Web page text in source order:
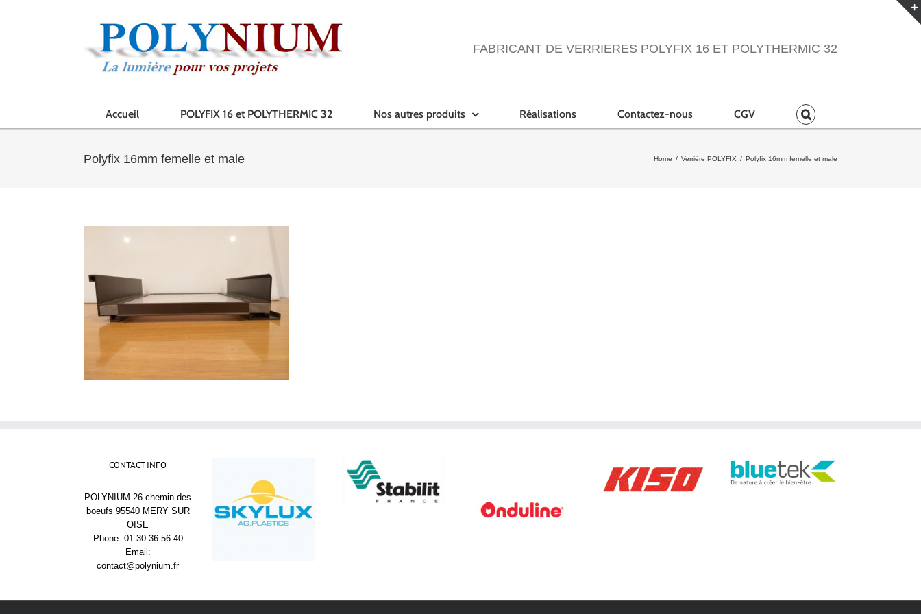
FABRICANT DE VERRIERES POLYFIX 16 ET POLYTHERMIC 32
Accueil POLYFIX 16 et POLYTHERMIC 32 Nos autres produits Réalisations Contactez-nous CGV
Polyfix 16mm femelle et male Home / Verrière POLYFIX / Polyfix 16mm femelle et male
CONTACT INFO
POLYNIUM 26 chemin des
boeufs 95540 MERY SUR
OISE
Phone: 01 30 36 56 40
Email:
contact@polynium.fr